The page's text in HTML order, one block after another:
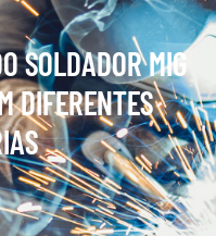
SOLDADOR MIG
DIFERENTES